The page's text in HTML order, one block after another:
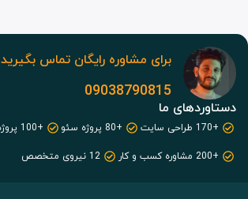
برای مشاوره رایگان تماس بگیرید
09038790815
دستاوردهای ما
+170 طراحی سایت +80 پروژه سئو
+100 پروژه ادز
+200 مشاوره کسب و کار
12 نیروی متخصص